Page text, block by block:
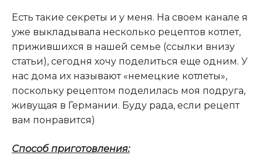
Есть такие секреты и у меня. На своем канале я
уже выкладывала несколько рецептов котлет,
прижившихся в нашей семье (ссылки внизу
статьи), сегодня хочу поделиться еще одним. У
нас дома их называют «немецкие котлеты»,
поскольку рецептом поделилась моя подруга,
живущая в Германии. Буду рада, если рецепт
вам понравится)
Способ приготовления: